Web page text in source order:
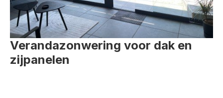
Verandazonwering voor dak en
zijpanelen